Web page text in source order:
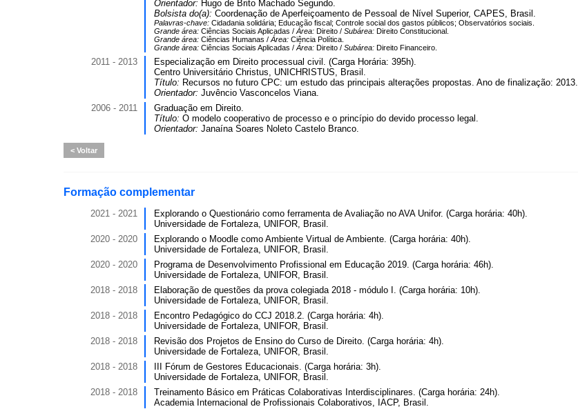
Orientador: Hugo de Brito Machado Segundo.
Bolsista do(a): Coordenação de Aperfeiçoamento de Pessoal de Nível Superior, CAPES, Brasil.
Palavras-chave: Cidadania solidária; Educação fiscal; Controle social dos gastos públicos; Observatórios sociais.
Grande área: Ciências Sociais Aplicadas / Área: Direito / Subárea: Direito Constitucional.
Grande área: Ciências Humanas / Área: Ciência Política.
Grande área: Ciências Sociais Aplicadas / Área: Direito / Subárea: Direito Financeiro.
2011 - 2013
Especialização em Direito processual civil. (Carga Horária: 395h).
Centro Universitário Christus, UNICHRISTUS, Brasil.
Título: Recursos no futuro CPC: um estudo das principais alterações propostas. Ano de finalização: 2013.
Orientador: Juvêncio Vasconcelos Viana.
2006 - 2011
Graduação em Direito.
Título: O modelo cooperativo de processo e o princípio do devido processo legal.
Orientador: Janaína Soares Noleto Castelo Branco.
Voltar
Formação complementar
2021 - 2021
Explorando o Questionário como ferramenta de Avaliação no AVA Unifor. (Carga horária: 40h).
Universidade de Fortaleza, UNIFOR, Brasil.
2020 - 2020
Explorando o Moodle como Ambiente Virtual de Ambiente. (Carga horária: 40h).
Universidade de Fortaleza, UNIFOR, Brasil.
2020 - 2020
Programa de Desenvolvimento Profissional em Educação 2019. (Carga horária: 46h).
Universidade de Fortaleza, UNIFOR, Brasil.
2018 - 2018
Elaboração de questões da prova colegiada 2018 - módulo I. (Carga horária: 10h).
Universidade de Fortaleza, UNIFOR, Brasil.
2018 - 2018
Encontro Pedagógico do CCJ 2018.2. (Carga horária: 4h).
Universidade de Fortaleza, UNIFOR, Brasil.
2018 - 2018
Revisão dos Projetos de Ensino do Curso de Direito. (Carga horária: 4h).
Universidade de Fortaleza, UNIFOR, Brasil.
2018 - 2018
III Fórum de Gestores Educacionais. (Carga horária: 3h).
Universidade de Fortaleza, UNIFOR, Brasil.
2018 - 2018
Treinamento Básico em Práticas Colaborativas Interdisciplinares. (Carga horária: 24h).
Academia Internacional de Profissionais Colaborativos, IACP, Brasil.